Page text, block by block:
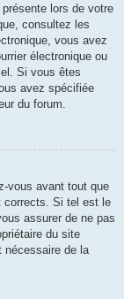
lors de votre
consultez les
vous avez
électronique ou
Si vous êtes
avez spécifiée
du forum.
vous avant tout que
corrects. Si tel est le
assurer de ne pas
du site
nécessaire de la